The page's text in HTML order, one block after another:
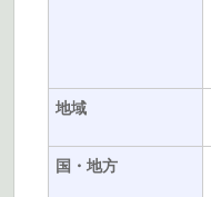
地域
国・地方